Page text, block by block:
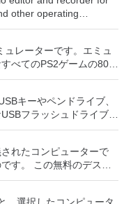
トールプログラムの優
プログラムを使用する
ターフェイスは非常に簡
いるすべてのプログラム
クで、これらのプログラ
インストールが完了する
よって作成されたフォル
ーが表示されます。 全
が作成するコンテンツを
軽量なプログラムです。
トのアンインストーラ
り機能が豊富なアンイン
りにRevo Uninstaller
機能する30日間の試用版
ログラムが自動的に起動
量を減らして、パフォー
Mirekusoft Install
ェアに関する詳細情報
トールプログラムの優
プログラムを使用する
ーフェイスは非常に簡
いるすべてのプログラム
クで、これらのプログラ
インストールが完了する
よって作成されたフォル
ーが表示されます。 全
が作成するコンテンツを
軽量なプログラムです。
イナミックディスクの変
support for English,
and Polish
requires only a
the paragraph
feature. It also has a PDF
feature. WPS Office
language UI,File
Multimedia
Powerful tool for data
with MS Office
etc.). Thousands of
Storage included.
other operating
CDs. Edit Ogg
mix
Add new effects with LADSPA plug-ins. And more!
レーターです。エミュ
べてのPS2ゲームの80％
ンピューターを所有して
ターです。また、この
ューターのサポートも提
のすべての所有者は、
エミュレ
ラーを使用して、本物の
トできます。このアプリ
を直接実行することも、
て実行することもできま
キーやペンドライブ、
フラッシュドライブを
作成する必要がある場
ベルのユーティリティ
れたコンピューターで
す。 この無料のデスク
ションにより、VMware
Server、または